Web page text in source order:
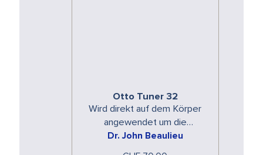
Otto Tuner 32
Wird direkt auf dem Körper
angewendet um die
physische Form
Dr. John Beaulieu